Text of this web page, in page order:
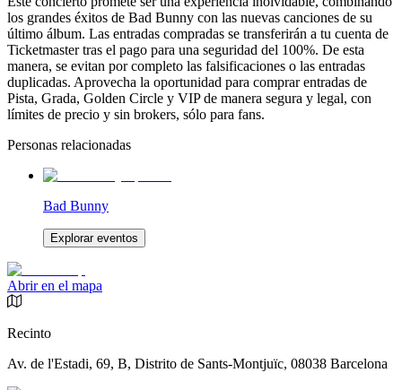
los grandes éxitos de Bad Bunny con las nuevas canciones de su
último álbum. Las entradas compradas se transferirán a tu cuenta de
Ticketmaster tras el pago para una seguridad del 100%. De esta
manera, se evitan por completo las falsificaciones o las entradas
duplicadas. Aprovecha la oportunidad para comprar entradas de
Pista, Grada, Golden Circle y VIP de manera segura y legal, con
límites de precio y sin brokers, sólo para fans.
Personas relacionadas
Bad Bunny
Explorar eventos
Abrir en el mapa
Recinto
Av. de l'Estadi, 69, B, Distrito de Sants-Montjuïc, 08038 Barcelona